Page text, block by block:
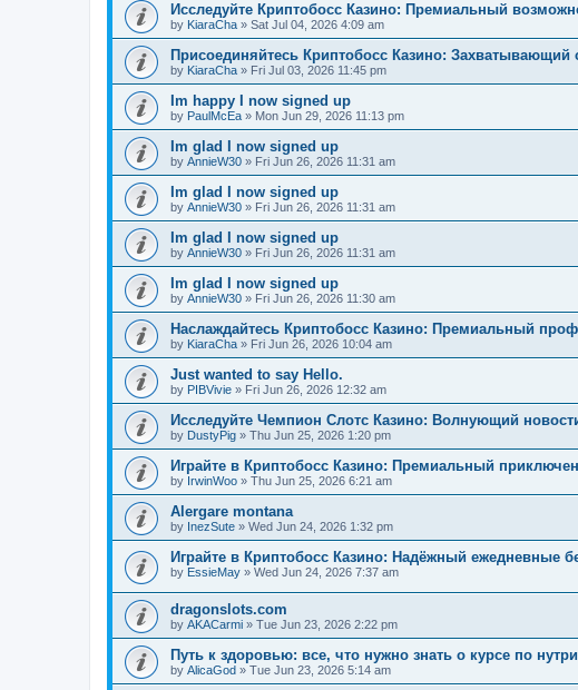
Исследуйте Криптобосс Казино: Премиальный
by KiaraCha » Sat Jul 04, 2026 4:09 am
Присоединяйтесь Криптобосс Казино: Захватывающий
by KiaraCha » Fri Jul 03, 2026 11:45 pm
Im happy I now signed up
by PaulMcEa » Mon Jun 29, 2026 11:13 pm
Im glad I now signed up
by AnnieW30 » Fri Jun 26, 2026 11:31 am
Im glad I now signed up
by AnnieW30 » Fri Jun 26, 2026 11:31 am
Im glad I now signed up
by AnnieW30 » Fri Jun 26, 2026 11:31 am
Im glad I now signed up
by AnnieW30 » Fri Jun 26, 2026 11:30 am
Наслаждайтесь Криптобосс Казино: Премиальный
by KiaraCha » Fri Jun 26, 2026 10:04 am
Just wanted to say Hello.
by PIBVivie » Fri Jun 26, 2026 12:32 am
Исследуйте Чемпион Слотс Казино: Волнующий
by DustyPig » Thu Jun 25, 2026 1:20 pm
Играйте в Криптобосс Казино: Премиальный
by IrwinWoo » Thu Jun 25, 2026 6:21 am
Alergare montana
by InezSute » Wed Jun 24, 2026 1:32 pm
Играйте в Криптобосс Казино: Надёжный ежедневные
by EssieMay » Wed Jun 24, 2026 7:37 am
dragonslots.com
by AKACarmi » Tue Jun 23, 2026 2:22 pm
Путь к здоровью: все, что нужно знать о курсе по
by AlicaGod » Tue Jun 23, 2026 5:14 am